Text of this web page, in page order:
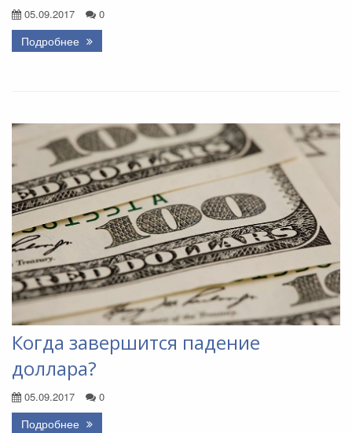
05.09.2017 0
Подробнее
Когда завершится падение
доллара?
05.09.2017 0
Подробнее